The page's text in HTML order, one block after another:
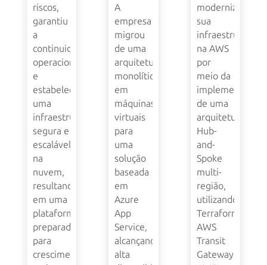
riscos,
garantiu
a
continuidade
operacional
e
estabeleceu
uma
infraestrutura
segura e
escalável
na
nuvem,
resultando
em uma
plataforma
preparada
para
crescimento,
A
empresa
migrou
de uma
arquitetura
monolítica
em
máquinas
virtuais
para
uma
solução
baseada
em
Azure
App
Service,
alcançando
alta
modernizou
sua
infraestrutura
na AWS
por
meio da
implementação
de uma
arquitetura
Hub-
and-
Spoke
multi-
região,
utilizando
Terraform,
AWS
Transit
Gateway,